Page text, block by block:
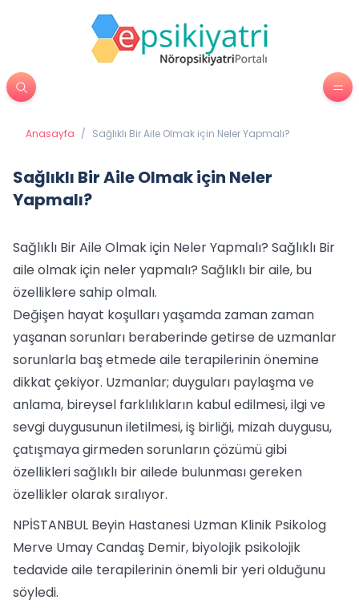
Anasayfa / Sağlıklı Bir Aile Olmak için Neler Yapmalı?
Sağlıklı Bir Aile Olmak için Neler
Yapmalı?
Sağlıklı Bir Aile Olmak için Neler Yapmalı? Sağlıklı Bir
aile olmak için neler yapmalı? Sağlıklı bir aile, bu
özelliklere sahip olmalı.
Değişen hayat koşulları yaşamda zaman zaman
yaşanan sorunları beraberinde getirse de uzmanlar
sorunlarla baş etmede aile terapilerinin önemine
dikkat çekiyor. Uzmanlar; duyguları paylaşma ve
anlama, bireysel farklılıkların kabul edilmesi, ilgi ve
sevgi duygusunun iletilmesi, iş birliği, mizah duygusu,
çatışmaya girmeden sorunların çözümü gibi
özellikleri sağlıklı bir ailede bulunması gereken
özellikler olarak sıralıyor.
NPİSTANBUL Beyin Hastanesi Uzman Klinik Psikolog
Merve Umay Candaş Demir, biyolojik psikolojik
tedavide aile terapilerinin önemli bir yeri olduğunu
söyledi.